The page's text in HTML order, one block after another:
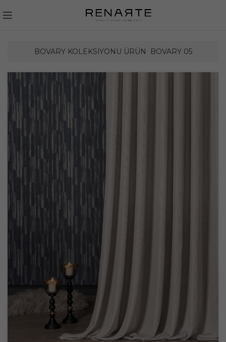
BOVARY KOLEKSIYONU ÜRÜN BOVARY 05